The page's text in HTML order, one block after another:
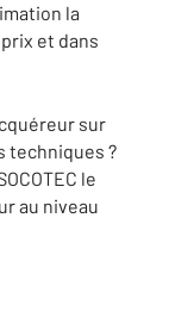
la
et dans
sur
techniques ?
le
au niveau